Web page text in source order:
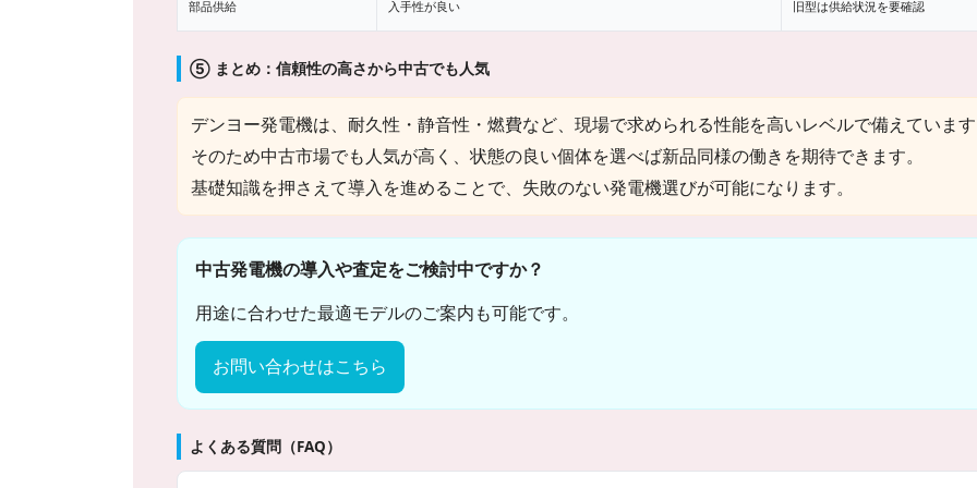
部品供給 入手性が良い 旧型は供給状況を要確認
⑤ まとめ：信頼性の高さから中古でも人気
デンヨー発電機は、耐久性・静音性・燃費など、現場で求められる性能を高いレベルで備えていま
そのため中古市場でも人気が高く、状態の良い個体を選べば新品同様の働きを期待できます。
基礎知識を押さえて導入を進めることで、失敗のない発電機選びが可能になります。
中古発電機の導入や査定をご検討中ですか？
用途に合わせた最適モデルのご案内も可能です。
お問い合わせはこちら
よくある質問（FAQ）